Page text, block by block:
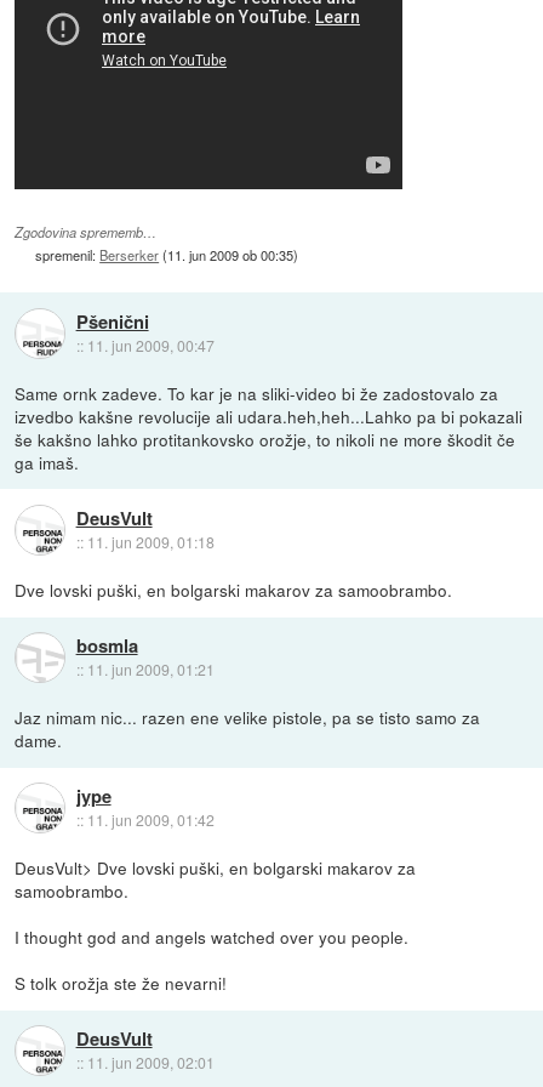
Zgodovina sprememb…
spremenil: Berserker(11. jun 2009 ob 00:35)
Pšenični
:: 11. jun 2009, 00:47
Same ornk zadeve. To kar je na sliki-video bi že zadostovalo za
izvedbo kakšne revolucije ali udara.heh,heh...Lahko pa bi pokazali
še kakšno lahko protitankovsko orožje, to nikoli ne more škodit če
ga imaš.
DeusVult
:: 11. jun 2009, 01:18
Dve lovski puški, en bolgarski makarov za samoobrambo.
bosmla
:: 11. jun 2009, 01:21
Jaz nimam nic... razen ene velike pistole, pa se tisto samo za
dame.
jype
:: 11. jun 2009, 01:42
DeusVult> Dve lovski puški, en bolgarski makarov za
samoobrambo.
I thought god and angels watched over you people.
S tolk orožja ste že nevarni!
DeusVult
:: 11. jun 2009, 02:01